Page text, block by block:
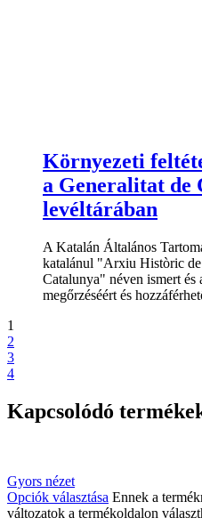
Környezeti
a Generalitat de
levéltárában
A Katalán Általános
katalánul "Arxiu Històric
Catalunya" néven ismert
megőrzéséért és
1
2
3
4
Kapcsolódó
Gyors nézet
Opciók választása Ennek a
változatok a termékoldalon